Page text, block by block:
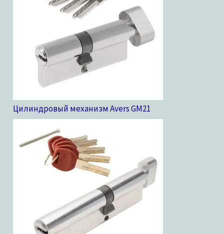
Цилиндровый механизм Avers GM21